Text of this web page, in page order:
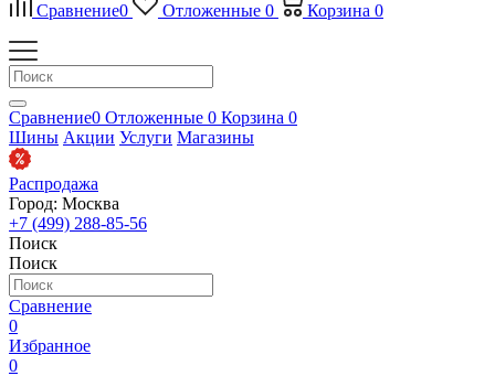
Сравнение0 Отложенные 0 Корзина 0
Сравнение0 Отложенные 0 Корзина 0
Шины Акции Услуги Магазины
Распродажа
Город: Москва
+7 (499) 288-85-56
Поиск
Поиск
Сравнение
0
Избранное
0